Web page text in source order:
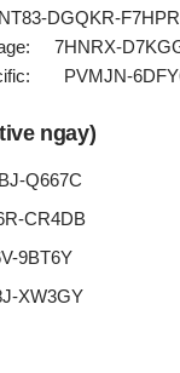
DGQKR-
7HNRX-
PVMJN-
ngay)
Q667C
CR4DB
9BT6Y
XW3GY